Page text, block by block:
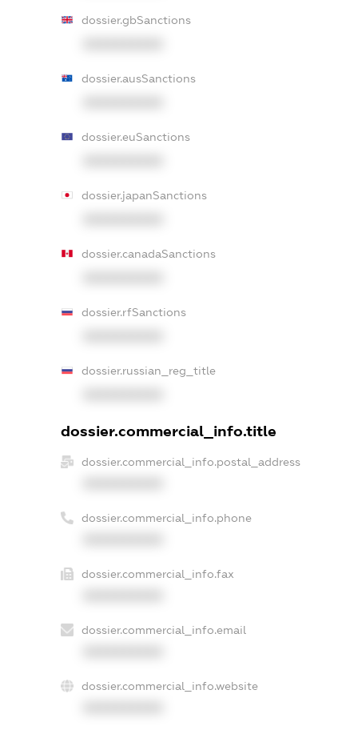
dossier.gbSanctions
dossier.ausSanctions
dossier.euSanctions
dossier.japanSanctions
dossier.canadaSanctions
dossier.rfSanctions
dossier.russian_reg_title
dossier.commercial_info.title
dossier.commercial_info.postal_address
dossier.commercial_info.phone
dossier.commercial_info.fax
dossier.commercial_info.email
dossier.commercial_info.website